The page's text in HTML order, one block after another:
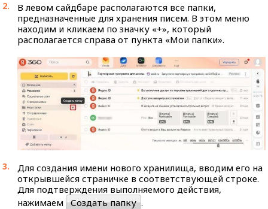
В левом сайдбаре располагаются все папки,
предназначенные для хранения писем. В этом меню
находим и кликаем по значку «+», который
располагается справа от пункта «Мои папки».
Для создания имени нового хранилища, вводим его на
открывшейся страничке в соответствующей строке.
Для подтверждения выполняемого действия,
нажимаем
Создать папку .